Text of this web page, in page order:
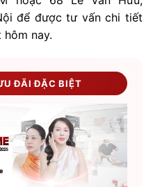
để được tư vấn chi tiết
hôm nay.
ĐÃI ĐẶC BIỆT